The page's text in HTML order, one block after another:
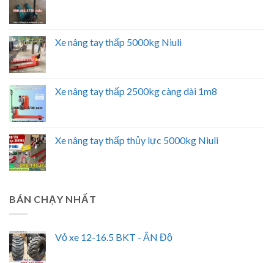
Xe nâng tay thấp 5000kg Niuli
Xe nâng tay thấp 2500kg càng dài 1m8
Xe nâng tay thấp thủy lực 5000kg Niuli
BÁN CHẠY NHẤT
Vỏ xe 12-16.5 BKT - ẤN Độ